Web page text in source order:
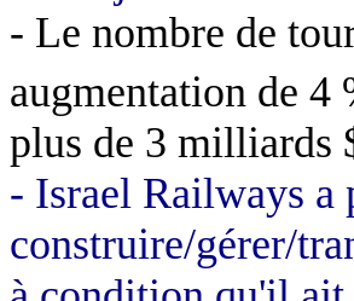
- Le nombre de
augmentation de 4
plus de 3 milliards
- Israel Railways a
construire/gérer/